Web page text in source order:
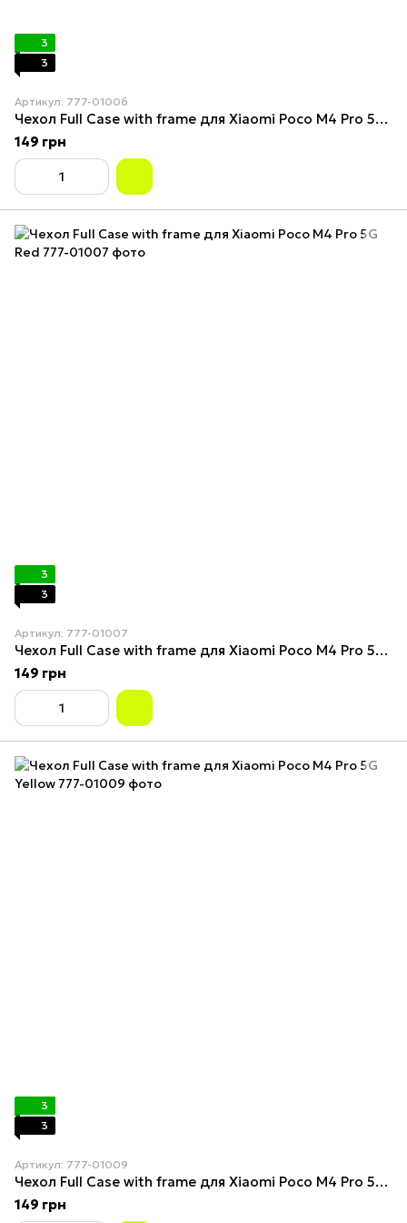
3
3
Артикул: 777-01006
Чехол Full Case with frame для Xiaomi Poco M4 Pro 5G Purple
149 грн
3
3
Артикул: 777-01007
Чехол Full Case with frame для Xiaomi Poco M4 Pro 5G Red
149 грн
3
3
Артикул: 777-01009
Чехол Full Case with frame для Xiaomi Poco M4 Pro 5G Yellow
149 грн